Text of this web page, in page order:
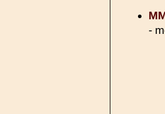
-